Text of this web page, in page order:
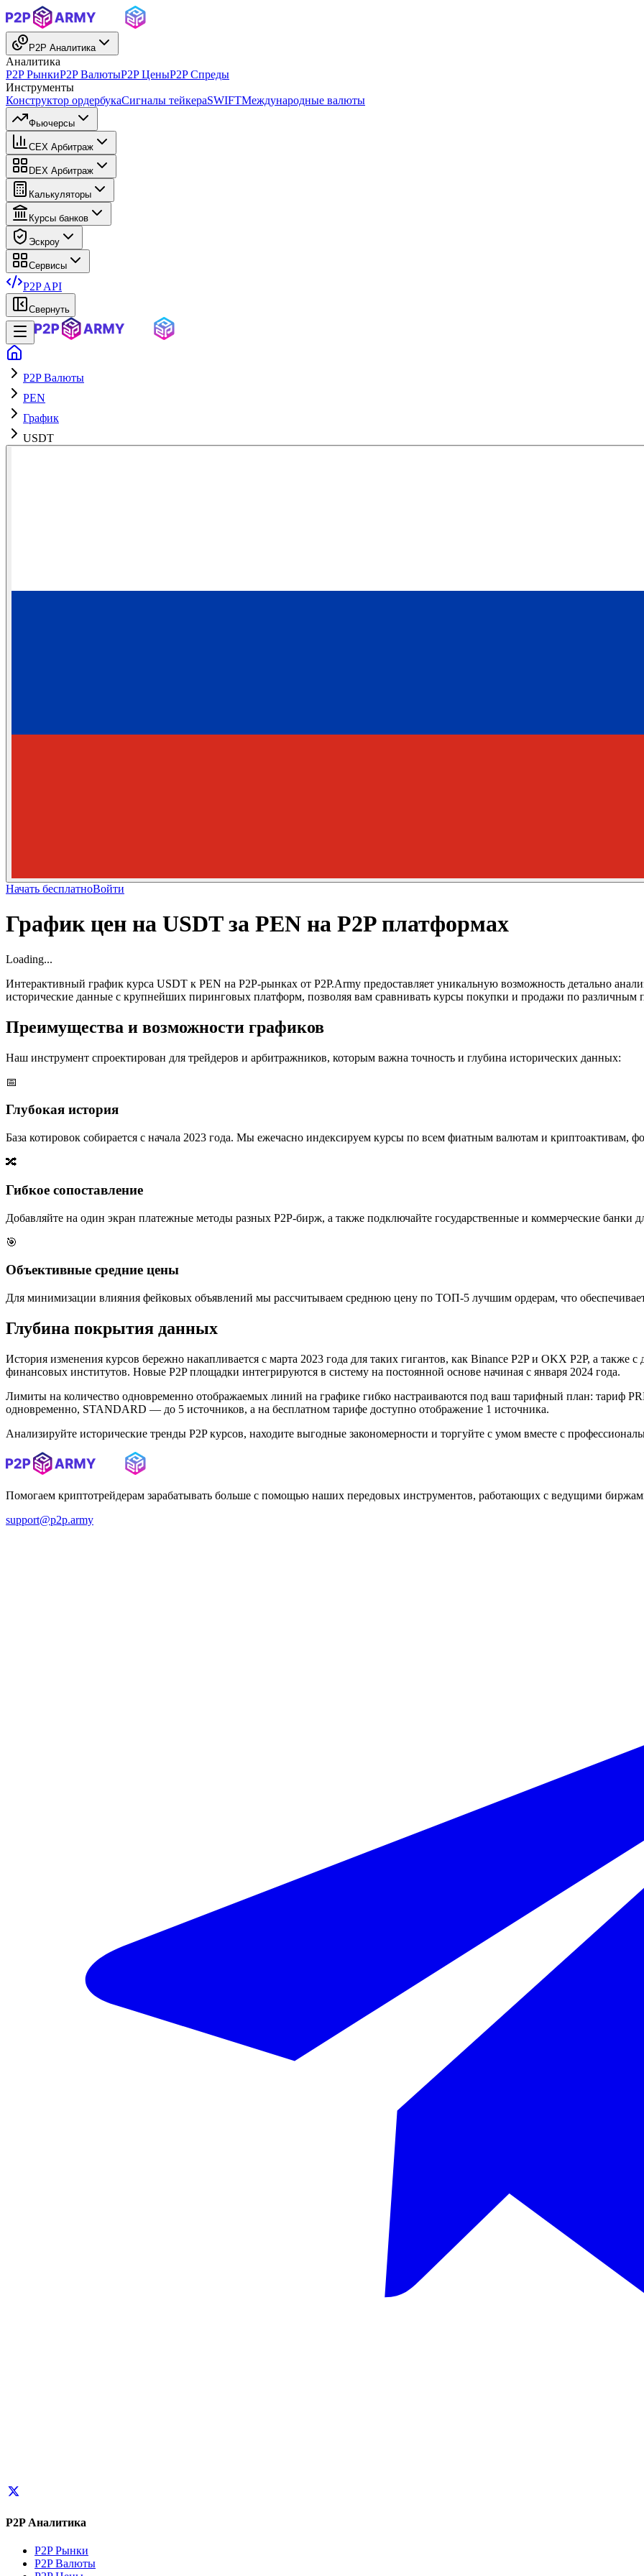
P2P Аналитика
Аналитика
P2P РынкиP2P ВалютыP2P ЦеныP2P Спреды
Инструменты
Конструктор ордербукаСигналы тейкераSWIFTМеждународные валюты
Фьючерсы
CEX Арбитраж
DEX Арбитраж
Калькуляторы
Курсы банков
Эскроу
Сервисы
P2P API
Свернуть
P2P Валюты
PEN
График
USDT
Начать бесплатноВойти
График цен на USDT за PEN на P2P платформах
Loading...
Интерактивный график курса USDT к PEN на P2P-рынках от P2P.Army предоставляет уникальную возможность детально
исторические данные с крупнейших пиринговых платформ, позволяя вам сравнивать курсы покупки и продажи по различным
Преимущества и возможности графиков
Наш инструмент спроектирован для трейдеров и арбитражников, которым важна точность и глубина исторических данных:
📅
Глубокая история
База котировок собирается с начала 2023 года. Мы ежечасно индексируем курсы по всем фиатным валютам и криптоактивам,
🔀
Гибкое сопоставление
Добавляйте на один экран платежные методы разных P2P-бирж, а также подключайте государственные и коммерческие банки
🎯
Объективные средние цены
Для минимизации влияния фейковых объявлений мы рассчитываем среднюю цену по ТОП-5 лучшим ордерам, что
Глубина покрытия данных
История изменения курсов бережно накапливается с марта 2023 года для таких гигантов, как Binance P2P и OKX P2P, а также
финансовых институтов. Новые P2P площадки интегрируются в систему на постоянной основе начиная с января 2024 года.
Лимиты на количество одновременно отображаемых линий на графике гибко настраиваются под ваш тарифный план: тариф
одновременно, STANDARD — до 5 источников, а на бесплатном тарифе доступно отображение 1 источника.
Анализируйте исторические тренды P2P курсов, находите выгодные закономерности и торгуйте с умом вместе с
Помогаем криптотрейдерам зарабатывать больше с помощью наших передовых инструментов, работающих с ведущими
support@p2p.army
P2P Аналитика
P2P Рынки
P2P Валюты